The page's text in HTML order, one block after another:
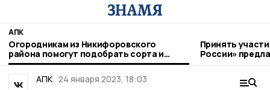
АПК
Огородникам из Никифоровского
района помогут подобрать сорта и
защитить урожай
Принять
России»
фермерам
АПК 24 января 2023, 18:03